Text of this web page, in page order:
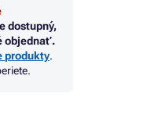
dostupný,
objednať.
produkty.